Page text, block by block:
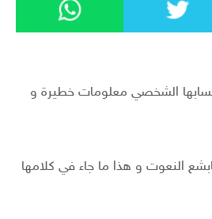
الشخصي معلومات خطيرة و
النعوت و هذا ما جاء في كلامها